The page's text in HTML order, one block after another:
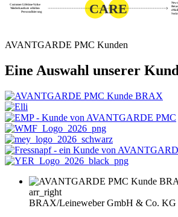
Customer Lifetime-Value
Wiederkaufrate erhöhen
Personalisierung
CARE
AVANTGARDE PMC Kunden
Eine Auswahl unserer
arr_right
BRAX/Leineweber GmbH & Co. KG